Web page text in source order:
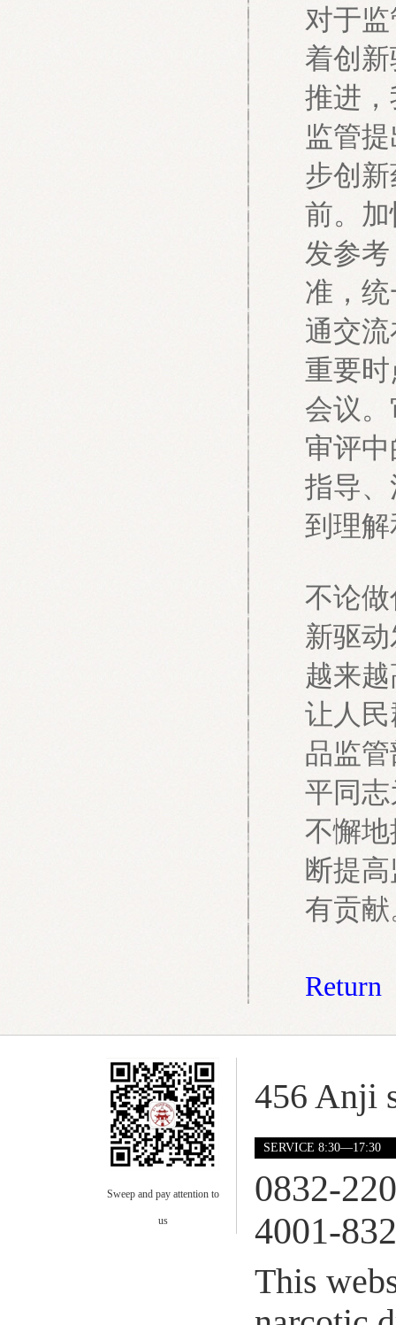
对于
着创
推进
监管
步创
前。
发参
准，
通交
重要
会议
审评
指导
到理
不论
新驱
越来
让人
品监
平同
不懈
断提
有贡献
Return
Sweep and pay attention to
us
456 Anji
SERVICE 8:30—17:30
0832-
4001-
This